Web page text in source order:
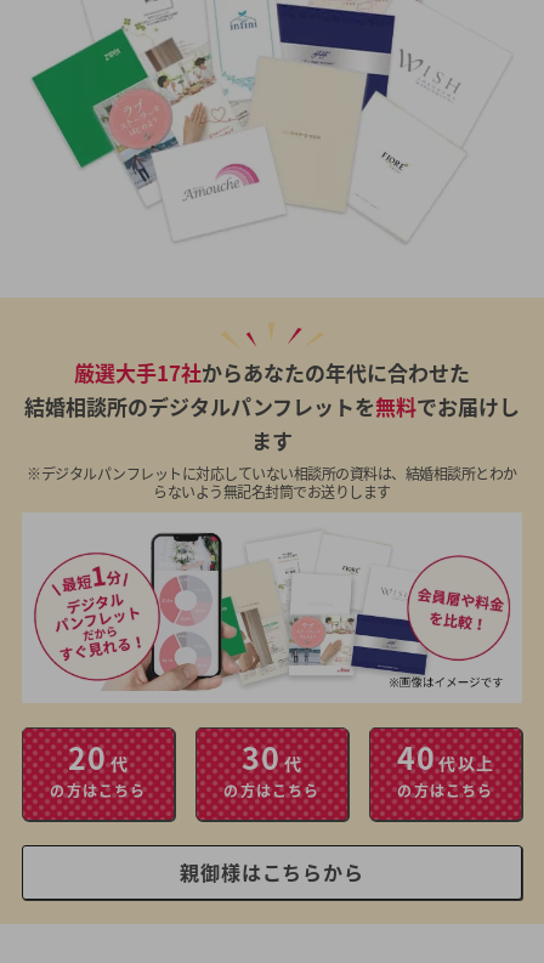
厳選大手17社からあなたの年代に合わせた
結婚相談所のデジタルパンフレットを無料でお届けし
ます
※デジタルパンフレットに対応していない相談所の資料は、結婚相談所とわか
らないよう無記名封筒でお送りします
20代
の方はこちら
30代
の方はこちら
40代以上
の方はこちら
親御様はこちらから